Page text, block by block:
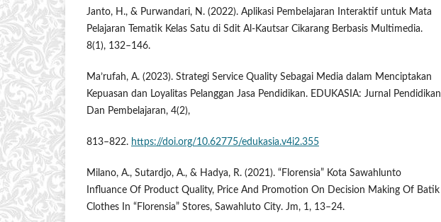
Janto, H., & Purwandari, N. (2022). Aplikasi Pembelajaran Interaktif untuk Mata
Pelajaran Tematik Kelas Satu di Sdit Al-Kautsar Cikarang Berbasis Multimedia.
8(1), 132–146.
Ma’rufah, A. (2023). Strategi Service Quality Sebagai Media dalam Menciptakan
Kepuasan dan Loyalitas Pelanggan Jasa Pendidikan. EDUKASIA: Jurnal Pendidikan
Dan Pembelajaran, 4(2),
813–822. https://doi.org/10.62775/edukasia.v4i2.355
Milano, A., Sutardjo, A., & Hadya, R. (2021). “Florensia” Kota Sawahlunto
Influance Of Product Quality, Price And Promotion On Decision Making Of Batik
Clothes In “Florensia” Stores, Sawahluto City. Jm, 1, 13–24.